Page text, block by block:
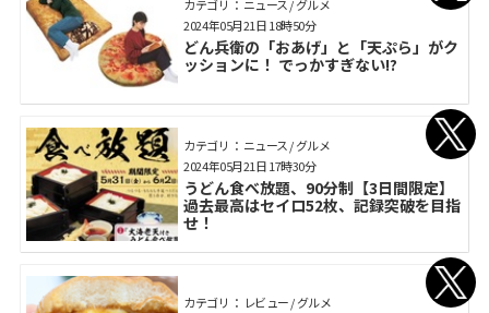
カテゴリ： ニュース / グルメ
どん兵衛の「おあげ」と「天ぷら」がク
ッションに！ でっかすぎない!?
2024年05月21日 18時50分
カテゴリ： ニュース / グルメ
うどん食べ放題、90分制【3日間限定】
過去最高はセイロ52枚、記録突破を目指
せ！
2024年05月21日 17時30分
カテゴリ： レビュー / グルメ